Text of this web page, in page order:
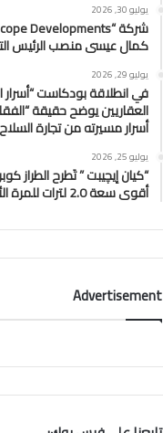
يوليو 30, 2026
كمال عيسى منصب الرئيس
يوليو 29, 2026
في انطلاقة بودكاست “أسرار
العقاريين يوضح حقيقة
أسرار مسيرته من تجارة
يوليو 25, 2026
أقوى سعة 2.0 لترات للمرة الأولى في مصر
Advertisement